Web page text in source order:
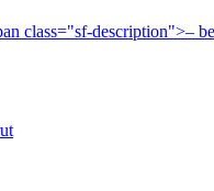
class="sf-description">–